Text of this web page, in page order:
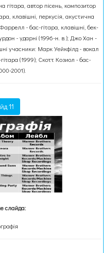
гітара, автор пісень, композитор
клавішні, перкусія, акустична
- бас-гітара, клавішні, бек-
- ударні (1996-н. в.); Джо Хан -
учасники: Марк Уейкфілд - вокал
(1999); Скотт Козиол - бас-
2001).
11
слайда: